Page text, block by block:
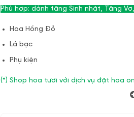
Phù hợp: dành tặng Sinh nhật, Tặng
Hoa Hồng Đỏ
Lá bạc
Phụ kiện
(*) Shop hoa tươi với dịch vụ đặt hoa
Nếu có thay đổi về Hoa phụ và thời